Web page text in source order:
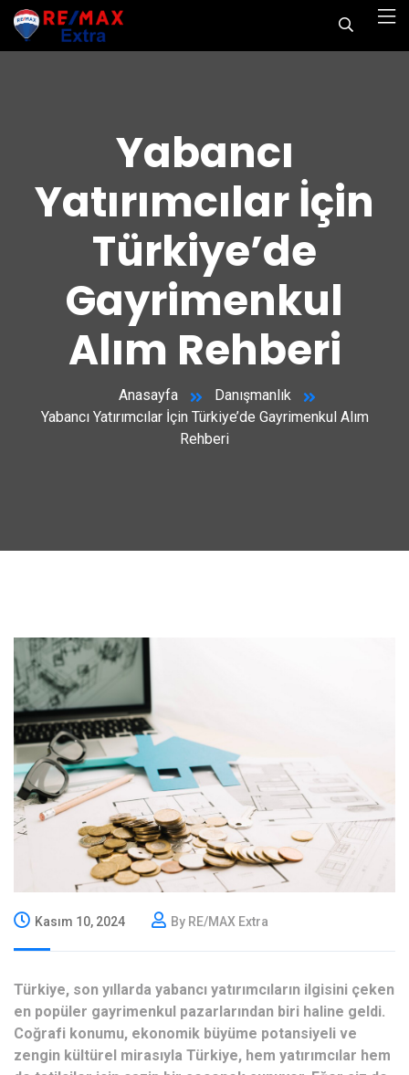
Yabancı
Yatırımcılar İçin
Türkiye’de
Gayrimenkul
Alım Rehberi
Anasayfa
Danışmanlık
Yabancı Yatırımcılar İçin Türkiye’de Gayrimenkul Alım
Rehberi
Kasım 10, 2024 By RE/MAX Extra
Türkiye, son yıllarda yabancı yatırımcıların ilgisini çeken
en popüler gayrimenkul pazarlarından biri haline geldi.
Coğrafi konumu, ekonomik büyüme potansiyeli ve
zengin kültürel mirasıyla Türkiye, hem yatırımcılar hem